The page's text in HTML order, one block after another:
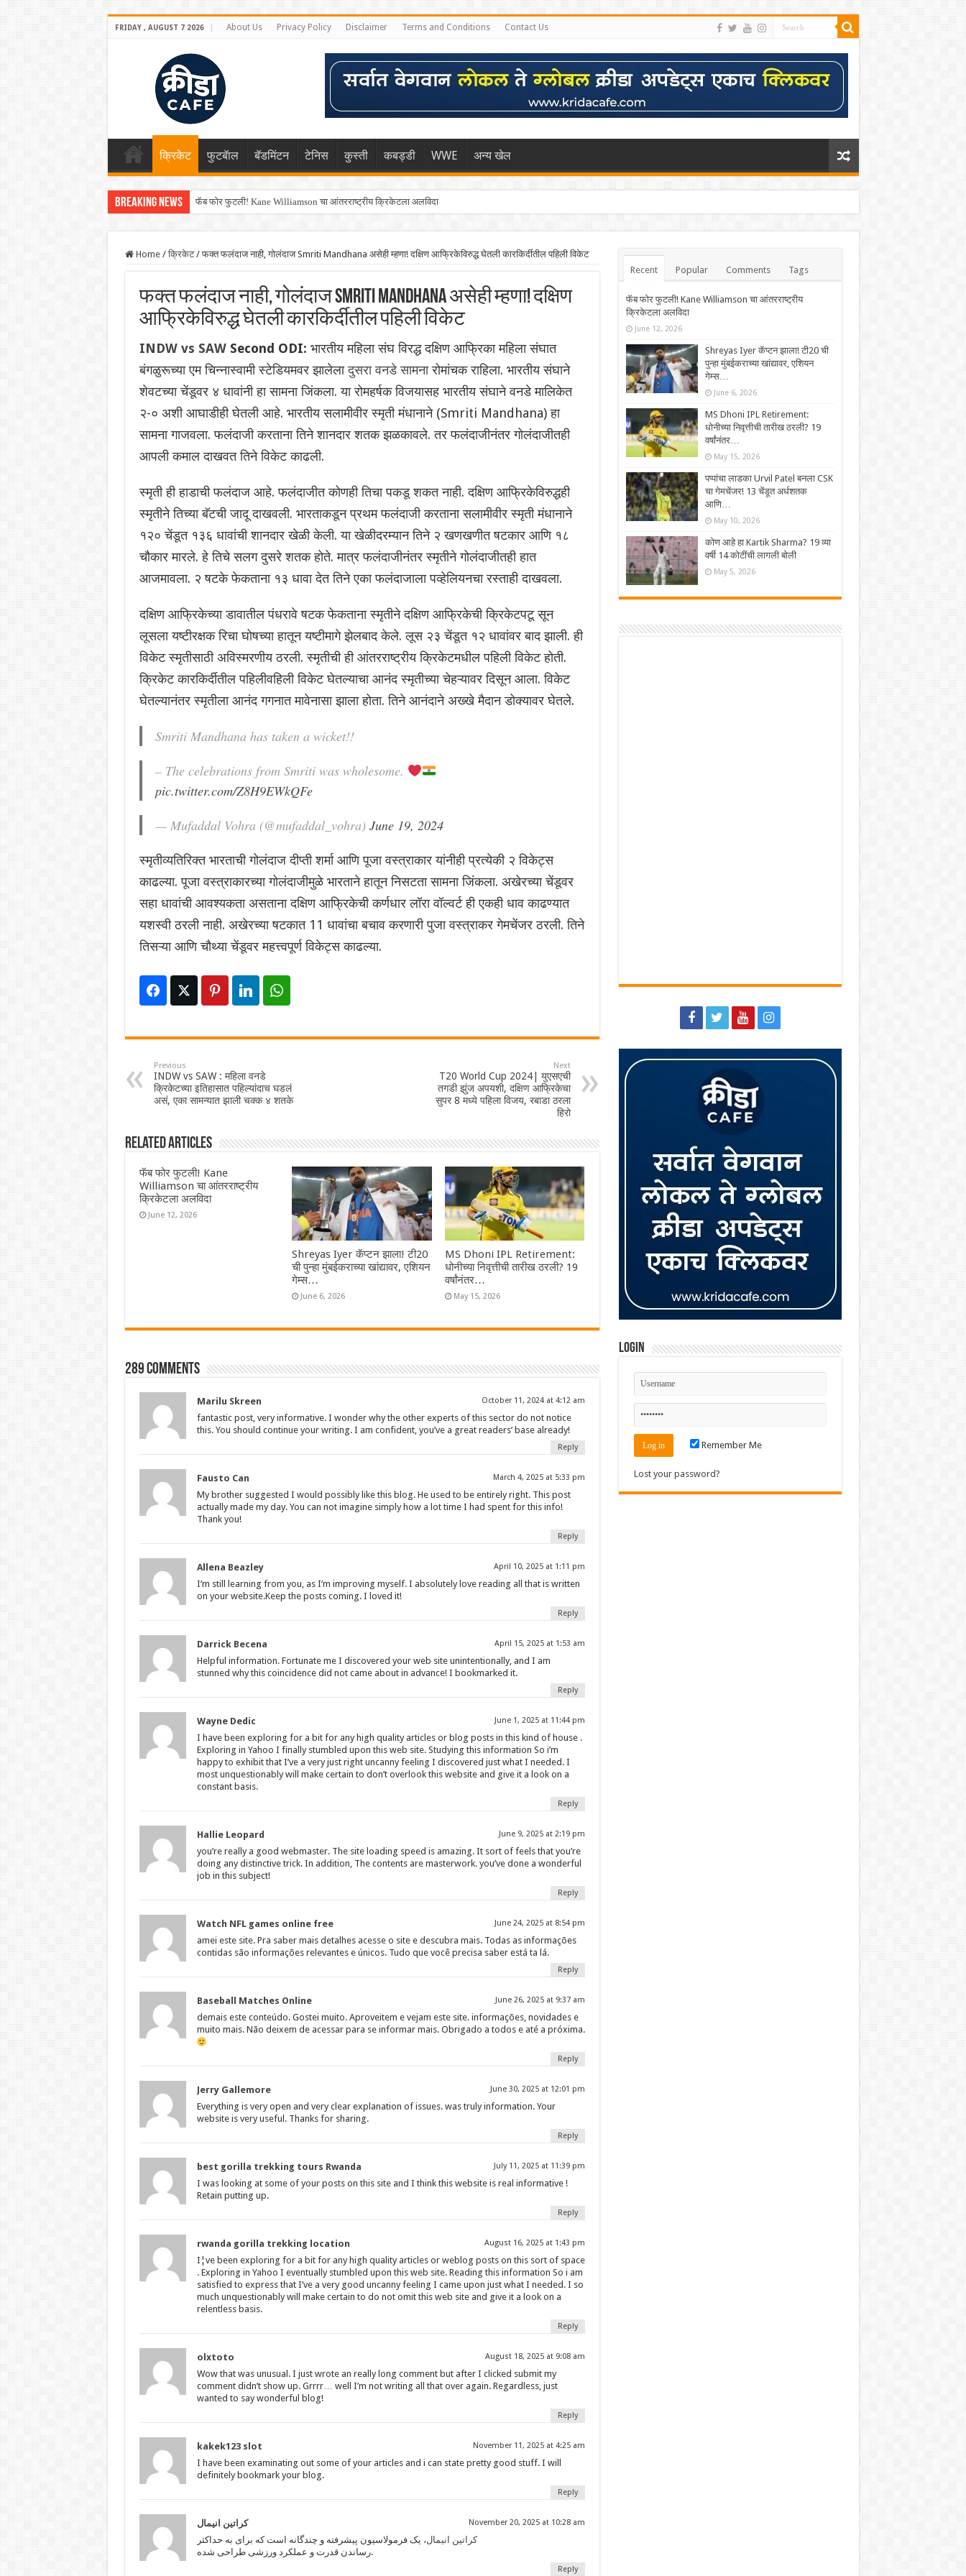
FRIDAY , AUGUST 7 2026 About Us Privacy Policy Disclaimer Terms and Conditions Contact Us
क्रिकेट फुटबॅाल बॅडमिंटन टेनिस कुस्ती कबड्डी WWE अन्य खेल
Breaking News फॅब फोर फुटली! Kane Williamson चा आंतरराष्ट्रीय क्रिकेटला अलविदा
Shreyas Iyer कॅप्टन झाला! टी20 ची पुन्हा मुंबईकराच्या खांद्यावर, एशियन गेम्स…
Home / क्रिकेट / फक्त फलंदाज नाही, गोलंदाज Smriti Mandhana असेही म्हणा! दक्षिण आफ्रिकेविरुद्ध घेतली कारकिर्दीतील पहिली विकेट
फक्त फलंदाज नाही, गोलंदाज Smriti Mandhana असेही म्हणा! दक्षिण
आफ्रिकेविरुद्ध घेतली कारकिर्दीतील पहिली विकेट
INDW vs SAWSecond ODI: भारतीय महिला संघ विरद्ध दक्षिण आफ्रिका महिला संघात
बंगळुरूच्या एम चिन्नास्वामी स्टेडियमवर झालेलादुसरा वनडे सामनारोमांचक राहिला. भारतीय संघाने
शेवटच्या चेंडूवर ४ धावांनी हा सामना जिंकला. या रोमहर्षक विजयासह भारतीय संघाने वनडे मालिकेत
२-० अशी आघाडीही घेतली आहे. भारतीय सलामीवीर स्मृती मंधानाने (Smriti Mandhana) हा
सामना गाजवला. फलंदाजी करताना तिने शानदार शतक झळकावले. तर फलंदाजीनंतर गोलंदाजीतही
आपली कमाल दाखवत तिने विकेट काढली.
स्मृती ही हाडाची फलंदाज आहे. फलंदाजीत कोणही तिचा पकडू शकत नाही. दक्षिण आफ्रिकेविरुद्धही
स्मृतीने तिच्या बॅटची जादू दाखवली. भारताकडून प्रथम फलंदाजी करताना सलामीवीर स्मृती मंधानाने
१२० चेंडूत १३६ धावांची शानदार खेळी केली. या खेळीदरम्यान तिने २ खणखणीत षटकार आणि १८
चौकार मारले. हे तिचे सलग दुसरे शतक होते. मात्र फलंदाजीनंतर स्मृतीने गोलंदाजीतही हात
आजमावला. २ षटके फेकताना १३ धावा देत तिने एका फलंदाजाला पव्हेलियनचा रस्ताही दाखवला.
दक्षिण आफ्रिकेच्या डावातील पंधरावे षटक फेकताना स्मृतीने दक्षिण आफ्रिकेची क्रिकेटपटू सून
लूसला यष्टीरक्षक रिचा घोषच्या हातून यष्टीमागे झेलबाद केले. लूस २३ चेंडूत १२ धावांवर बाद झाली. ही
विकेट स्मृतीसाठी अविस्मरणीय ठरली. स्मृतीची ही आंतरराष्ट्रीय क्रिकेटमधील पहिली विकेट होती.
क्रिकेट कारकिर्दीतील पहिलीवहिली विकेट घेतल्याचा आनंद स्मृतीच्या चेहऱ्यावर दिसून आला. विकेट
घेतल्यानंतर स्मृतीला आनंद गगनात मावेनासा झाला होता. तिने आनंदाने अख्खे मैदान डोक्यावर घेतले.
Smriti Mandhana has taken a wicket!!
– The celebrations from Smriti was wholesome.
pic.twitter.com/Z8H9EWkQFe
— Mufaddal Vohra (@mufaddal_vohra) June 19, 2024
स्मृतीव्यतिरिक्त भारताची गोलंदाज दीप्ती शर्मा आणि पूजा वस्त्राकार यांनीही प्रत्येकी २ विकेट्स
काढल्या. पूजा वस्त्राकारच्या गोलंदाजीमुळे भारताने हातून निसटता सामना जिंकला. अखेरच्या चेंडूवर
सहा धावांची आवश्यकता असताना दक्षिण आफ्रिकेची कर्णधार लॉरा वॉल्वर्ट ही एकही धाव काढण्यात
यशस्वी ठरली नाही. अखेरच्या षटकात 11 धावांचा बचाव करणारी पुजा वस्त्राकर गेमचेंजर ठरली. तिने
तिसऱ्या आणि चौथ्या चेंडूवर महत्त्वपूर्ण विकेट्स काढल्या.
Previous
INDW vs SAW : महिला वनडे
क्रिकेटच्या इतिहासात पहिल्यांदाच घडलं
असं, एका सामन्यात झाली चक्क ४ शतके
Next
T20 World Cup 2024| युएसएची
तगडी झुंज अपयशी, दक्षिण आफ्रिकेचा
सुपर 8 मध्ये पहिला विजय, रबाडा ठरला
हिरो
Related Articles
फॅब फोर फुटली! Kane
Williamson चा आंतरराष्ट्रीय
क्रिकेटला अलविदा
June 12, 2026
Shreyas Iyer कॅप्टन झाला! टी20
ची पुन्हा मुंबईकराच्या खांद्यावर, एशियन
गेम्स…
June 6, 2026
MS Dhoni IPL Retirement:
धोनीच्या निवृत्तीची तारीख ठरली? 19
वर्षांनंतर…
May 15, 2026
289 comments
Marilu Skreen October 11, 2024 at 4:12 am
fantastic post, very informative. I wonder why the other experts of this sector do not notice
this. You should continue your writing. I am confident, you’ve a great readers’ base already!
Reply
Fausto Can March 4, 2025 at 5:33 pm
My brother suggested I would possibly like this blog. He used to be entirely right. This post
actually made my day. You can not imagine simply how a lot time I had spent for this info!
Thank you!
Reply
Allena Beazley April 10, 2025 at 1:11 pm
I’m still learning from you, as I’m improving myself. I absolutely love reading all that is written
on your website.Keep the posts coming. I loved it!
Reply
Darrick Becena April 15, 2025 at 1:53 am
Helpful information. Fortunate me I discovered your web site unintentionally, and I am
stunned why this coincidence did not came about in advance! I bookmarked it.
Reply
Wayne Dedic June 1, 2025 at 11:44 pm
I have been exploring for a bit for any high quality articles or blog posts in this kind of house .
Exploring in Yahoo I finally stumbled upon this web site. Studying this information So i’m
happy to exhibit that I’ve a very just right uncanny feeling I discovered just what I needed. I
most unquestionably will make certain to don’t overlook this website and give it a look on a
constant basis.
Reply
Hallie Leopard June 9, 2025 at 2:19 pm
you’re really a good webmaster. The site loading speed is amazing. It sort of feels that you’re
doing any distinctive trick. In addition, The contents are masterwork. you’ve done a wonderful
job in this subject!
Reply
Watch NFL games online free June 24, 2025 at 8:54 pm
amei este site. Pra saber mais detalhes acesse o site e descubra mais. Todas as informações
contidas são informações relevantes e únicos. Tudo que você precisa saber está ta lá.
Reply
Baseball Matches Online June 26, 2025 at 9:37 am
demais este conteúdo. Gostei muito. Aproveitem e vejam este site. informações, novidades e
muito mais. Não deixem de acessar para se informar mais. Obrigado a todos e até a próxima.
Reply
Jerry Gallemore June 30, 2025 at 12:01 pm
Everything is very open and very clear explanation of issues. was truly information. Your
website is very useful. Thanks for sharing.
Reply
best gorilla trekking tours Rwanda July 11, 2025 at 11:39 pm
I was looking at some of your posts on this site and I think this website is real informative !
Retain putting up.
Reply
rwanda gorilla trekking location August 16, 2025 at 1:43 pm
I¦ve been exploring for a bit for any high quality articles or weblog posts on this sort of space
. Exploring in Yahoo I eventually stumbled upon this web site. Reading this information So i am
satisfied to express that I’ve a very good uncanny feeling I came upon just what I needed. I so
much unquestionably will make certain to do not omit this web site and give it a look on a
relentless basis.
Reply
olxtoto August 18, 2025 at 9:08 am
Wow that was unusual. I just wrote an really long comment but after I clicked submit my
comment didn’t show up. Grrrr… well I’m not writing all that over again. Regardless, just
wanted to say wonderful blog!
Reply
kakek123 slot November 11, 2025 at 4:25 am
I have been examinating out some of your articles and i can state pretty good stuff. I will
definitely bookmark your blog.
Reply
کراتین انیمال November 20, 2025 at 10:28 am
کراتین انیمال، یک فرمولاسیون پیشرفته و چندگانه است که برای به حداکثر
رساندن قدرت و عملکرد ورزشی طراحی شده.
Reply
Recent Popular Comments Tags
फॅब फोर फुटली! Kane Williamson चा आंतरराष्ट्रीय
क्रिकेटला अलविदा
June 12, 2026
Shreyas Iyer कॅप्टन झाला! टी20 ची
पुन्हा मुंबईकराच्या खांद्यावर, एशियन
गेम्स…
June 6, 2026
MS Dhoni IPL Retirement:
धोनीच्या निवृत्तीची तारीख ठरली? 19
वर्षांनंतर…
May 15, 2026
पप्पांचा लाडका Urvil Patel बनला CSK
चा गेमचेंजर! 13 चेंडूत अर्धशतक
आणि…
May 10, 2026
कोण आहे हा Kartik Sharma? 19 व्या
वर्षी 14 कोटींची लागली बोली
May 5, 2026
Login
Remember Me
Lost your password?